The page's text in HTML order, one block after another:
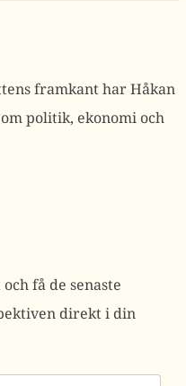
framkant har Håkan
politik, ekonomi och
få de senaste
direkt i din